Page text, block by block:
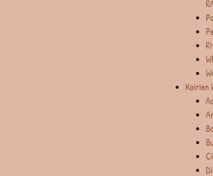
Koirien